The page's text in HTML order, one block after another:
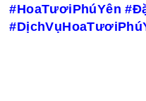
#HoaTươiPhúYên